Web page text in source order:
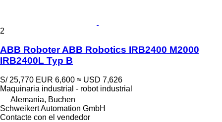
2
ABB Roboter ABB Robotics IRB2400 M2000
IRB2400L Typ B
S/ 25,770 EUR 6,600 ≈ USD 7,626
Maquinaria industrial - robot industrial
Alemania, Buchen
Schweikert Automation GmbH
Contacte con el vendedor